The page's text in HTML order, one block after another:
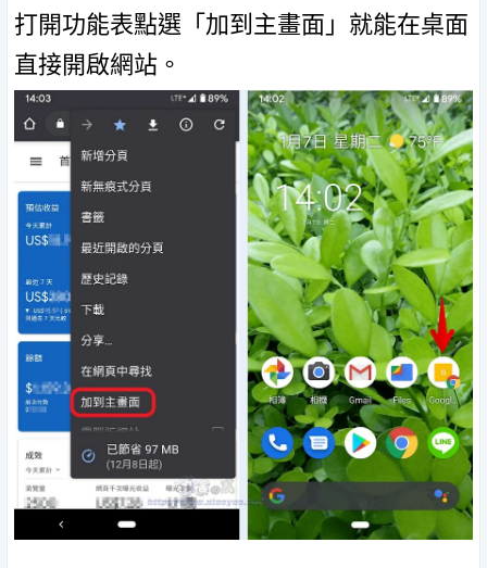
打開功能表點選「加到主畫面」就能在桌面
直接開啟網站。